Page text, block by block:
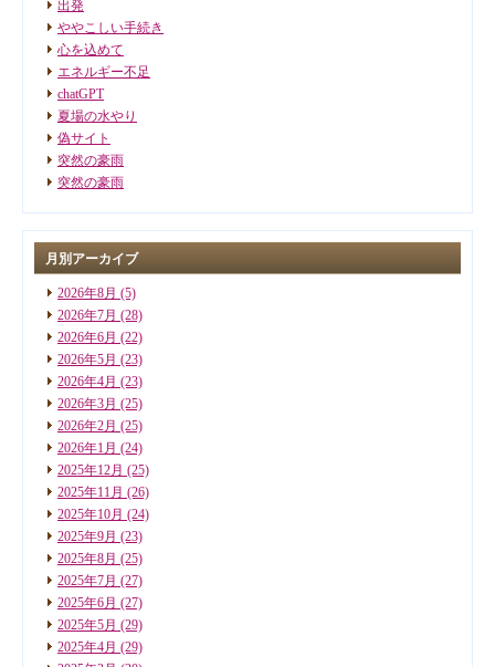
出発
ややこしい手続き
心を込めて
エネルギー不足
chatGPT
夏場の水やり
偽サイト
突然の豪雨
突然の豪雨
月別アーカイブ
2026年8月 (5)
2026年7月 (28)
2026年6月 (22)
2026年5月 (23)
2026年4月 (23)
2026年3月 (25)
2026年2月 (25)
2026年1月 (24)
2025年12月 (25)
2025年11月 (26)
2025年10月 (24)
2025年9月 (23)
2025年8月 (25)
2025年7月 (27)
2025年6月 (27)
2025年5月 (29)
2025年4月 (29)